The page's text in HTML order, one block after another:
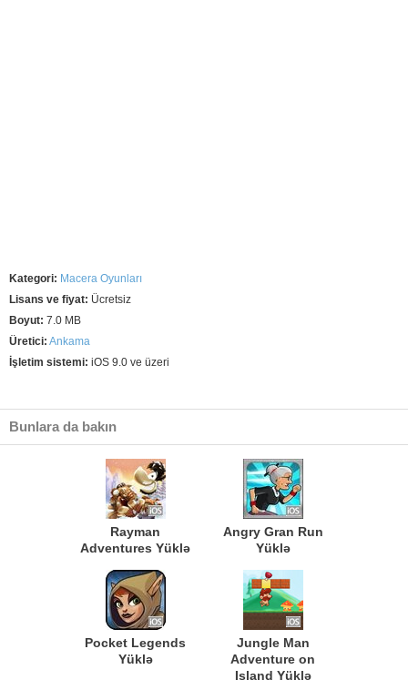
Kategori: Macera Oyunları
Lisans ve fiyat: Ücretsiz
Boyut: 7.0 MB
Üretici: Ankama
İşletim sistemi: iOS 9.0 ve üzeri
Bunlara da bakın
Rayman
Adventures Yüklə
Angry Gran Run
Yüklə
Pocket Legends
Yüklə
Jungle Man
Adventure on
Island Yüklə